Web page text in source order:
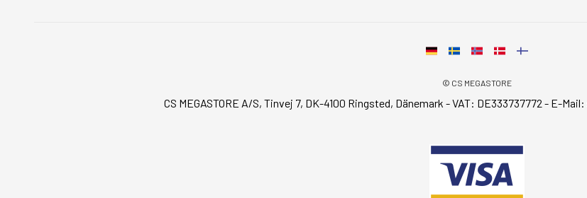
© CS MEGASTORE
CS MEGASTORE A/S, Tinvej 7, DK-4100 Ringsted, Dänemark - VAT: DE333737772 - E-Mail: